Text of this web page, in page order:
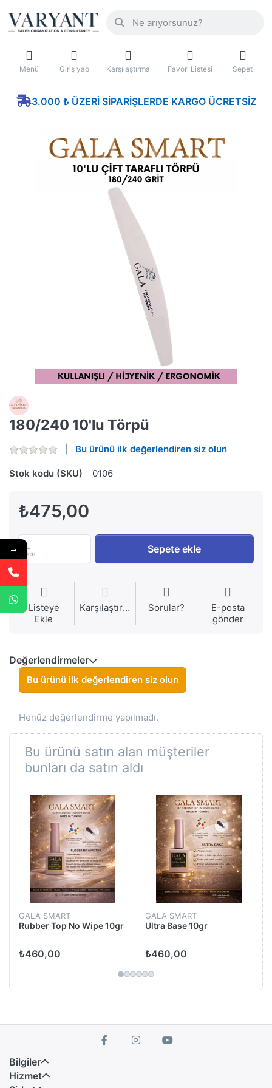
Menü Giriş yap Karşılaştırma Favori Listesi Sepet
3.000 ₺ ÜZERI SIPARIŞLERDE KARGO ÜCRETSIZ
180/240 10'lu Törpü
Bu ürünü ilk değerlendiren siz olun
Stok kodu (SKU) 0106
₺475,00
Piece Sepete ekle
Listeye
Ekle
Karşılaştırma Sorular?
E-posta
gönder
Değerlendirmeler
Bu ürünü ilk değerlendiren siz olun
Henüz değerlendirme yapılmadı.
Bu ürünü satın alan müşteriler
bunları da satın aldı
GALA SMART
Rubber Top No Wipe 10gr
₺460,00
GALA SMART
Ultra Base 10gr
₺460,00
Bilgiler
Hizmet
→